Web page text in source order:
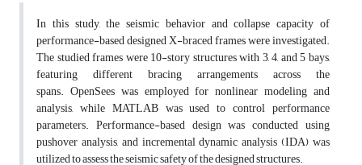
In this study, the seismic behavior and collapse capacity of
performance-based designed X-braced frames were investigated.
The studied frames were 10-story structures with 3, 4, and 5 bays,
featuring different bracing arrangements across the
spans. OpenSees was employed for nonlinear modeling and
analysis, while MATLAB was used to control performance
parameters. Performance-based design was conducted using
pushover analysis, and incremental dynamic analysis (IDA) was
utilized to assess the seismic safety of the designed structures.